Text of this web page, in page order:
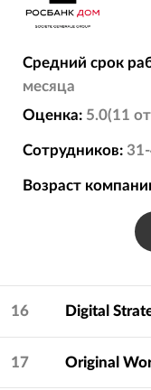
Средний срок
месяца
Оценка: 5.0(11
Сотрудников:
Возраст
16 Digital
17 Original